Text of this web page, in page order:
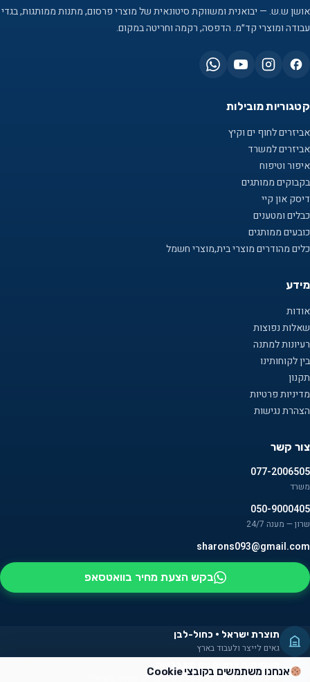
אושן ש.ש. — יבואנית ומשווקת סיטונאית של מוצרי פרסום, מתנות ממותגות, בגדי
עבודה ומוצרי קד״מ. הדפסה, רקמה וחריטה במקום.
קטגוריות מובילות
אביזרים לחוף ים וקיץ
אביזרים למשרד
איפור וטיפוח
בקבוקים ממותגים
דיסק און קיי
כבלים ומטענים
כובעים ממותגים
כלים מהודרים מוצרי בית,מוצרי חשמל
מידע
אודות
שאלות נפוצות
רעיונות למתנה
בין לקוחותינו
תקנון
מדיניות פרטיות
הצהרת נגישות
צור קשר
077-2006505
משרד
050-9000405
שרון — מענה 24/7
sharons093@gmail.com
בקש הצעת מחיר בוואטסאפ
תוצרת ישראל · כחול-לבן
גאים לייצר ולעבוד בארץ
מעסיקים אנשים עם מוגבלויות
חלק מהמוצרים מורכבים על ידם — שילוב אמיתי בקהילה
אנחנו משתמשים בקובצי Cookie